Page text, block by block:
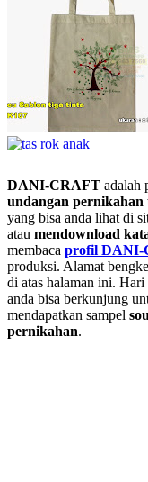
DANI-CRAFT adalah
undangan pernikahan
yang bisa anda lihat di
atau mendownload
membaca profil DANI-
produksi. Alamat
di atas halaman ini.
anda bisa berkunjung
mendapatkan sampel
pernikahan.